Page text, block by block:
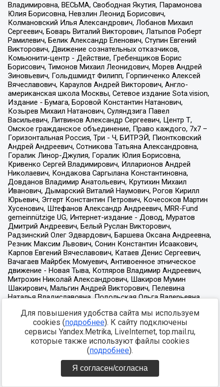
Для повышения удобства сайта мы используем
cookies (подробнее). К сайту подключены
сервисы Yandex.Metrika, LiveInternet, top.mail.ru,
которые также используют файлы cookies
(подробнее).
Я согласен/согласна